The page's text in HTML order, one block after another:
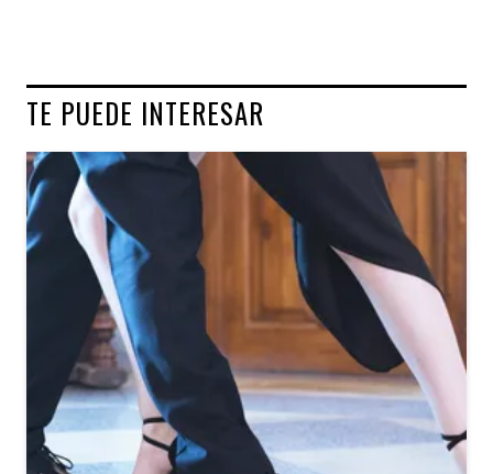
TE PUEDE INTERESAR